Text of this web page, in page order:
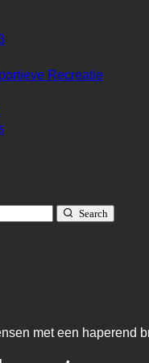
Recreatie
Search
met een haperend